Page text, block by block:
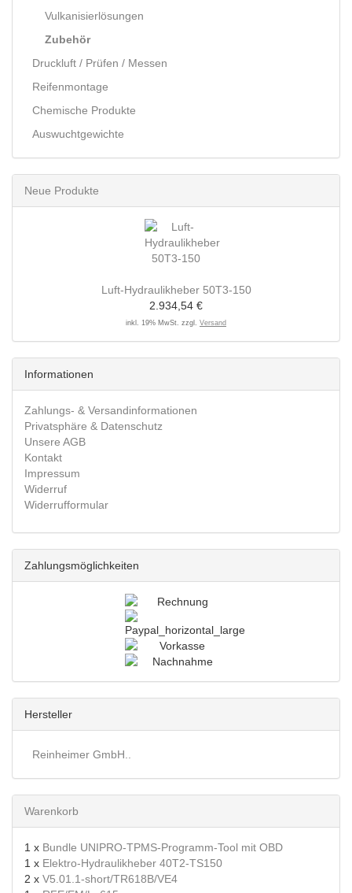
Vulkanisierlösungen
Zubehör
Druckluft / Prüfen / Messen
Reifenmontage
Chemische Produkte
Auswuchtgewichte
Neue Produkte
Luft-Hydraulikheber 50T3-150
2.934,54 €
inkl. 19% MwSt. zzgl. Versand
Informationen
Zahlungs- & Versandinformationen
Privatsphäre & Datenschutz
Unsere AGB
Kontakt
Impressum
Widerruf
Widerrufformular
Zahlungsmöglichkeiten
Hersteller
Reinheimer GmbH..
Warenkorb
1 x Bundle UNIPRO-TPMS-Programm-Tool mit OBD
1 x Elektro-Hydraulikheber 40T2-TS150
2 x V5.01.1-short/TR618B/VE4